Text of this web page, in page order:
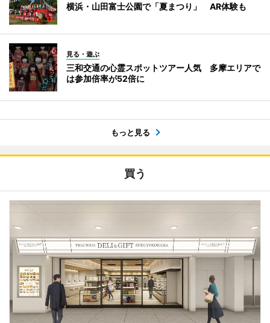
横浜・山田富士公園で「夏まつり」 AR体験も
見る・遊ぶ
三和交通の心霊スポットツアー人気 多摩エリアで
は参加倍率が52倍に
もっと見る
買う